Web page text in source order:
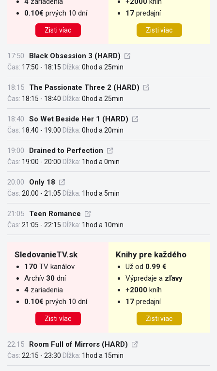
0.10€ prvých 10 dní
Zisti víac
17 predajní
Zisti viac
17:50 Black Obsession 3 (HARD)
Čas: 17:50 - 18:15 Dĺžka: 0hod a 25min
18:15 The Passionate Three 2 (HARD)
Čas: 18:15 - 18:40 Dĺžka: 0hod a 25min
18:40 So Wet Beside Her 1 (HARD)
Čas: 18:40 - 19:00 Dĺžka: 0hod a 20min
19:00 Drained to Perfection
Čas: 19:00 - 20:00 Dĺžka: 1hod a 0min
20:00 Only 18
Čas: 20:00 - 21:05 Dĺžka: 1hod a 5min
21:05 Teen Romance
Čas: 21:05 - 22:15 Dĺžka: 1hod a 10min
SledovanieTV.sk
170 TV kanálov
Archív 30 dní
4 zariadenia
0.10€ prvých 10 dní
Zisti víac
Knihy pre každého
Už od 0.99 €
Výpredaje a zľavy
+2000 kníh
17 predajní
Zisti viac
22:15 Room Full of Mirrors (HARD)
Čas: 22:15 - 23:30 Dĺžka: 1hod a 15min